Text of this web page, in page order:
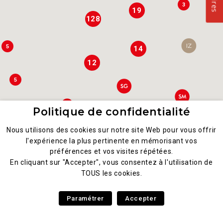
128
8
19
3
3
5
12
14
5
Politique de confidentialité
Nous utilisons des cookies sur notre site Web pour vous offrir
l'expérience la plus pertinente en mémorisant vos
préférences et vos visites répétées.
En cliquant sur "Accepter", vous consentez à l'utilisation de
TOUS les cookies.
Paramétrer Accepter